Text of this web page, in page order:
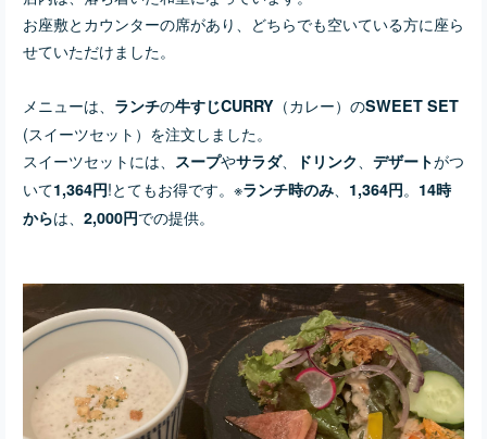
お座敷とカウンターの席があり、どちらでも空いている方に座ら
せていただけました。
メニューは、 ランチの牛すじCURRY （カレー）のSWEET SET
(スイーツセット）を注文しました。
スイーツセットには、 スープやサラダ、 ドリンク デザートがつ
いて1,364円!とてもお得です。※ランチ時のみ 1,364円。 14時
からは、 2,000円での提供。